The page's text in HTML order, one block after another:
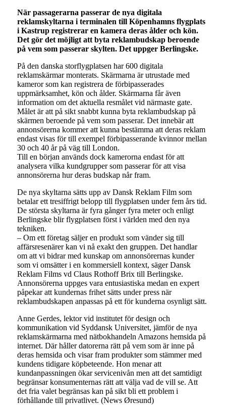
När passagerarna passerar de nya digitala
reklamskyltarna i terminalen till Köpenhamns flygplats
i Kastrup registrerar en kamera deras ålder och kön.
Det gör det möjligt att byta reklambudskap beroende
på vem som passerar skylten. Det uppger Berlingske.
På den danska storflygplatsen har 600 digitala
reklamskärmar monterats. Skärmarna är utrustade med
kameror som kan registrera de förbipasserades
uppmärksamhet, kön och ålder. Skärmarna får även
information om det aktuella resmålet vid närmaste gate.
Målet är att på sikt snabbt kunna byta reklambudskap på
skärmen beroende på vem som passerar. Det innebär att
annonsörerna kommer att kunna bestämma att deras reklam
endast visas för till exempel förbipasserande kvinnor mellan
30 och 40 år på väg till London.
Till en början används dock kamerorna endast för att
analysera vilka kundgrupper som passerar för att visa
annonsörerna hur deras budskap når fram.
De nya skyltarna sätts upp av Dansk Reklam Film som
betalar ett tresiffrigt belopp till flygplatsen under fem års tid.
De största skyltarna är fyra gånger fyra meter och enligt
Berlingske blir flygplatsen först i världen med den nya
tekniken.
– Om ett företag säljer en produkt som vänder sig till
affärsresenärer kan vi nå exakt den gruppen. Det handlar
om att vi bidrar med kunskap om annonsörernas kunder
som vi omsätter i en kommersiell kontext, säger Dansk
Reklam Films vd Claus Rothoff Brix till Berlingske.
Annonsörerna uppges vara entusiastiska medan en expert
påpekar att kundernas frihet sätts under press när
reklambudskapen anpassas på ett för kunderna osynligt sätt.
Anne Gerdes, lektor vid institutet för design och
kommunikation vid Syddansk Universitet, jämför de nya
reklamskärmarna med nätbokhandeln Amazons hemsida på
internet. Där håller datorerna rätt på vem som är inne på
deras hemsida och visar fram produkter som stämmer med
kundens tidigare köpbeteende. Hon menar att
kundanpassningen ökar servicenivån men att det samtidigt
begränsar konsumenternas rätt att välja vad de vill se. Att
det fria valet begränsas kan på sikt bli ett problem i
förhållande till privatlivet. (News Øresund)